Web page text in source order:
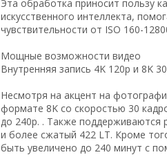
Эта обработка приносит пользу
искусственного интеллекта,
чувствительности от ISO 160-
Мощные возможности видео
Внутренняя запись 4K 120p и 8K
Несмотря на акцент на
формате 8K со скоростью 30
до 240p. . Также поддерживаются
и более сжатый 422 LT. Кроме
быть увеличено до 240 минут с